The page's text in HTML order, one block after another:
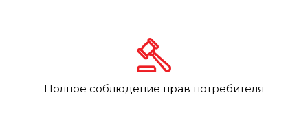
Полное соблюдение прав потребителя